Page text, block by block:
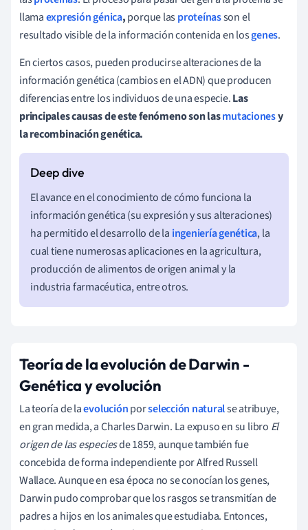
llamaexpresión génica,porque lasproteínasson el
resultado visible de la información contenida en losgenes.
En ciertos casos, pueden producirse alteraciones de la
información genética (cambios en el ADN)que producen
diferencias entre los individuos de una especie.Las
principales causas de este fenómeno son lasmutacionesy
la recombinación genética.
El avance en el conocimiento de cómo funciona la
información genética (su expresión y sus alteraciones)
ha permitido el desarrollo de la ingeniería genética, la
cual tiene numerosas aplicaciones en la agricultura,
producción de alimentos de origen animal y la
industria farmacéutica, entre otros.
Teoría de la evolución de Darwin -
Genética y evolución
La teoría de laevoluciónporselección naturalse atribuye,
en gran medida, a Charles Darwin. La expuso en su libro El
origen de las especiesde 1859, aunque también fue
concebida de forma independiente por Alfred Russell
Wallace.Aunque en esa época no se conocían los genes,
Darwin pudo comprobar que los rasgos se transmitían de
padres a hijos en los animales que estudiaba. Entonces,